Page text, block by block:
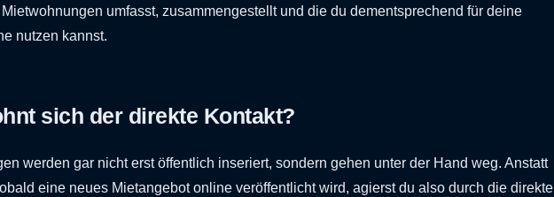
umfasst, zusammengestellt und die du dementsprechend für deine
nutzen kannst.
sich der direkte Kontakt?
werden gar nicht erst öffentlich inseriert, sondern gehen unter der Hand weg. Anstatt
eine neues Mietangebot online veröffentlicht wird, agierst du also durch die direkte